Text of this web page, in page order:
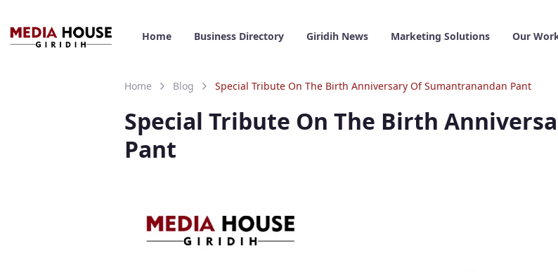
Home Business Directory Giridih News Marketing Solutions Our
Home Blog Special Tribute On The Birth Anniversary Of Sumantranandan Pant
Special Tribute On The Birth
Pant